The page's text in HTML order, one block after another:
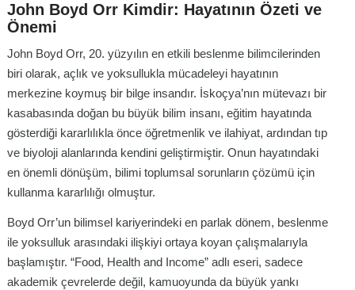
John Boyd Orr Kimdir: Hayatının Özeti ve
Önemi
John Boyd Orr, 20. yüzyılın en etkili beslenme bilimcilerinden
biri olarak, açlık ve yoksullukla mücadeleyi hayatının
merkezine koymuş bir bilge insandır. İskoçya’nın mütevazı bir
kasabasında doğan bu büyük bilim insanı, eğitim hayatında
gösterdiği kararlılıkla önce öğretmenlik ve ilahiyat, ardından tıp
ve biyoloji alanlarında kendini geliştirmiştir. Onun hayatındaki
en önemli dönüşüm, bilimi toplumsal sorunların çözümü için
kullanma kararlılığı olmuştur.
Boyd Orr’un bilimsel kariyerindeki en parlak dönem, beslenme
ile yoksulluk arasındaki ilişkiyi ortaya koyan çalışmalarıyla
başlamıştır. “Food, Health and Income” adlı eseri, sadece
akademik çevrelerde değil, kamuoyunda da büyük yankı